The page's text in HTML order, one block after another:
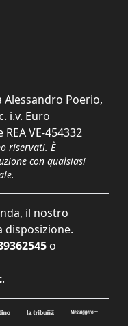
Alessandro Poerio,
i.v. Euro
REA VE-454332
riservati. È
con qualsiasi
il nostro
disposizione.
o
.